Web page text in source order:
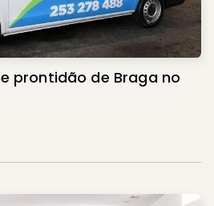
prontidão de Braga no